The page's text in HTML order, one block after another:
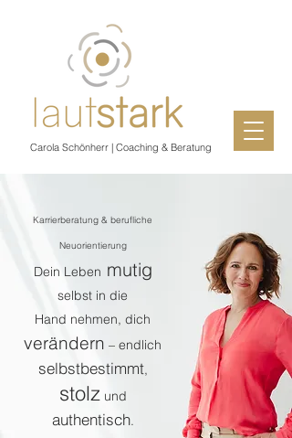
Carola Schönherr | Coaching & Beratung
Karrierberatung & berufliche
Neuorientierung
Dein Leben mutig
selbst in die
Hand nehmen, dich
verändern – endlich
selbstbestimmt,
stolz und
authentisch.